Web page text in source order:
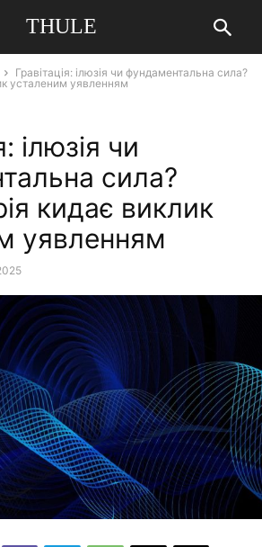
THULE
Гравітація: ілюзія чи фундаментальна сила?
усталеним уявленням
ілюзія чи
сила?
кидає виклик
уявленням